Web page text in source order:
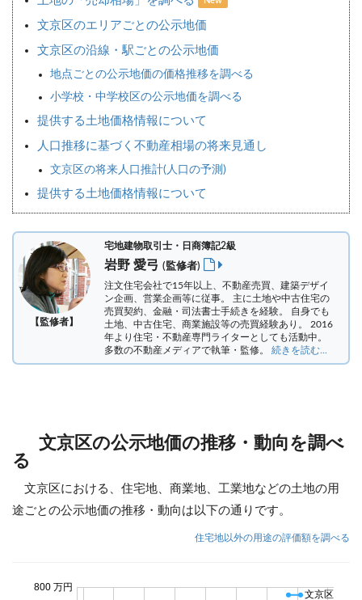
文京区のエリアごとの公示地価
文京区の沿線・駅ごとの公示地価
地点ごとの公示地価の価格推移を調べる
小学校・中学校区の公示地価を調べる
提供する土地価格情報について
人口推移に基づく不動産相場の将来見通し
文京区の将来人口推計(人口の予測)
提供する土地価格情報について
【監修者】
宅地建物取引士・日商簿記2級
岩野 愛弓 (監修者)
注文住宅会社で15年以上、不動産売買、建築デザイ
ン企画、営業企画等に従事。 主に土地や中古住宅の
売買契約、金融・司法書士手続きを経験。 自身でも
土地、中古住宅、商業施設等の売買経験あり。 2016
年より住宅・不動産専門ライターとしても活動中。
多数の不動産メディアで執筆・監修。 続きを読む...
文京区の公示地価の推移・動向を調べ
る
文京区における、住宅地、商業地、工業地などの土地の用
途ごとの公示地価の推移・動向は以下の通りです。
住宅地以外の用途の評価額を調べる
800 万円
文京区